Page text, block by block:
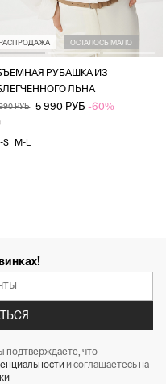
РАСПРОДАЖА ОСТАЛОСЬ МАЛО
РУБАШКА ИЗ
ЛЬНА
РУБ 5 990 РУБ -60%
S M-L
подтверждаете, что
и соглашаетесь на